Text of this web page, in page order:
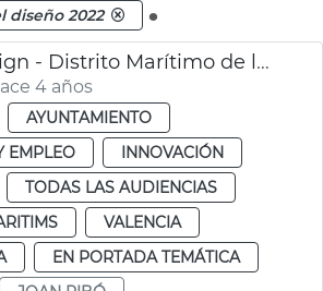
diseño 2022
District Design - Distrito Marítimo de la Innovación y la Creatividad
4 años
AYUNTAMIENTO
EMPLEO
INNOVACIÓN
TODAS LAS AUDIENCIAS
VALENCIA
EN PORTADA TEMÁTICA